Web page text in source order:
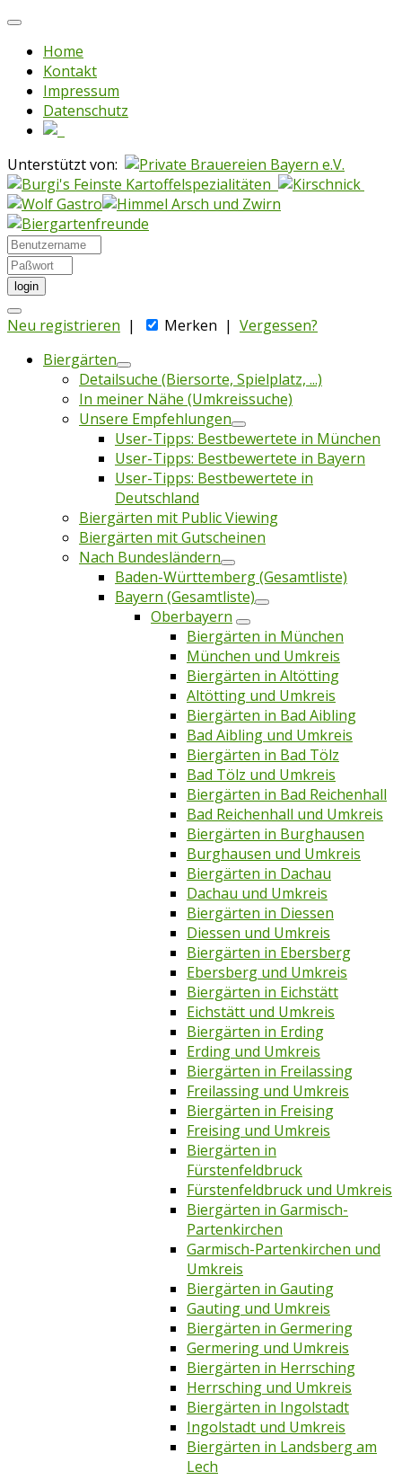
Home
Kontakt
Impressum
Datenschutz
Unterstützt von:
login
Neu registrieren | Merken | Vergessen?
Biergärten
Detailsuche (Biersorte, Spielplatz, ...)
In meiner Nähe (Umkreissuche)
Unsere Empfehlungen
User-Tipps: Bestbewertete in München
User-Tipps: Bestbewertete in Bayern
User-Tipps: Bestbewertete in
Deutschland
Biergärten mit Public Viewing
Biergärten mit Gutscheinen
Nach Bundesländern
Baden-Württemberg (Gesamtliste)
Bayern (Gesamtliste)
Oberbayern
Biergärten in München
München und Umkreis
Biergärten in Altötting
Altötting und Umkreis
Biergärten in Bad Aibling
Bad Aibling und Umkreis
Biergärten in Bad Tölz
Bad Tölz und Umkreis
Biergärten in Bad Reichenhall
Bad Reichenhall und Umkreis
Biergärten in Burghausen
Burghausen und Umkreis
Biergärten in Dachau
Dachau und Umkreis
Biergärten in Diessen
Diessen und Umkreis
Biergärten in Ebersberg
Ebersberg und Umkreis
Biergärten in Eichstätt
Eichstätt und Umkreis
Biergärten in Erding
Erding und Umkreis
Biergärten in Freilassing
Freilassing und Umkreis
Biergärten in Freising
Freising und Umkreis
Biergärten in
Fürstenfeldbruck
Fürstenfeldbruck und Umkreis
Biergärten in Garmisch-
Partenkirchen
Garmisch-Partenkirchen und
Umkreis
Biergärten in Gauting
Gauting und Umkreis
Biergärten in Germering
Germering und Umkreis
Biergärten in Herrsching
Herrsching und Umkreis
Biergärten in Ingolstadt
Ingolstadt und Umkreis
Biergärten in Landsberg am
Lech